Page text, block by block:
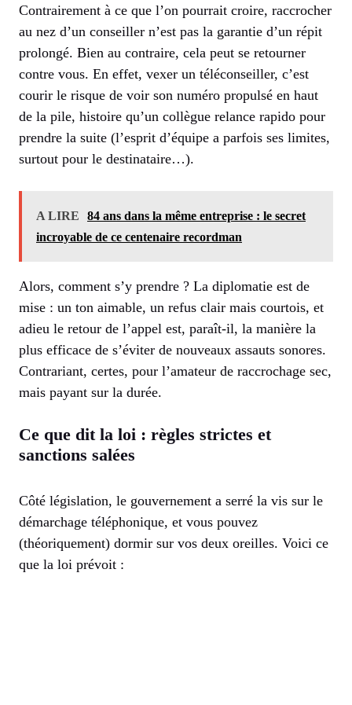
Contrairement à ce que l’on pourrait croire, raccrocher
au nez d’un conseiller n’est pas la garantie d’un répit
prolongé. Bien au contraire, cela peut se retourner
contre vous. En effet, vexer un téléconseiller, c’est
courir le risque de voir son numéro propulsé en haut
de la pile, histoire qu’un collègue relance rapido pour
prendre la suite (l’esprit d’équipe a parfois ses limites,
surtout pour le destinataire…).
A LIRE
84 ans dans la même entreprise : le secret
incroyable de ce centenaire recordman
Alors, comment s’y prendre ? La diplomatie est de
mise : un ton aimable, un refus clair mais courtois, et
adieu le retour de l’appel est, paraît-il, la manière la
plus efficace de s’éviter de nouveaux assauts sonores.
Contrariant, certes, pour l’amateur de raccrochage sec,
mais payant sur la durée.
Ce que dit la loi : règles strictes et
sanctions salées
Côté législation, le gouvernement a serré la vis sur le
démarchage téléphonique, et vous pouvez
(théoriquement) dormir sur vos deux oreilles. Voici ce
que la loi prévoit :